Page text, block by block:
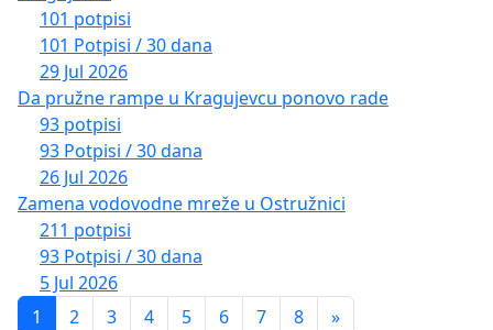
101 potpisi
101 Potpisi / 30 dana
29 Jul 2026
Da pružne rampe u Kragujevcu ponovo rade
93 potpisi
93 Potpisi / 30 dana
26 Jul 2026
Zamena vodovodne mreže u Ostružnici
211 potpisi
93 Potpisi / 30 dana
5 Jul 2026
1
2 3 4 5 6 7 8 »